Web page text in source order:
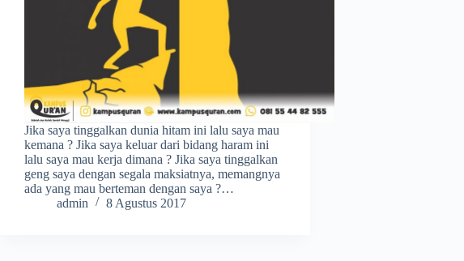
Jika saya tinggalkan dunia hitam ini lalu saya mau
kemana ? Jika saya keluar dari bidang haram ini
lalu saya mau kerja dimana ? Jika saya tinggalkan
geng saya dengan segala maksiatnya, memangnya
ada yang mau berteman dengan saya ?…
admin
8 Agustus 2017